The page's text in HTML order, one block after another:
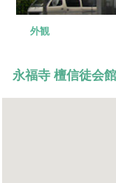
外観
入口
式場
控え室
外観
永福寺 檀信徒会